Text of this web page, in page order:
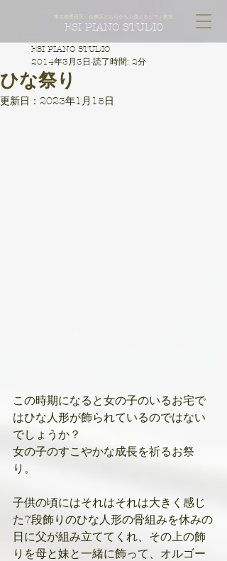
東京都墨田区、台東区どちらからも通えるピアノ教室
ESI PIANO STUDIO
ひな祭り
ESI PIANO STUDIO
2014年3月3日 読了時間: 2分
更新日： 2023年1月15日
この時期になると女の子のいるお宅で
はひな人形が飾られているのではない
でしょうか？
女の子のすこやかな成長を祈るお祭
り。
子供の頃にはそれはそれは大きく感じ
た7段飾りのひな人形の骨組みを休みの
日に父が組み立ててくれ、その上の飾
りを母と妹と一緒に飾って、オルゴー